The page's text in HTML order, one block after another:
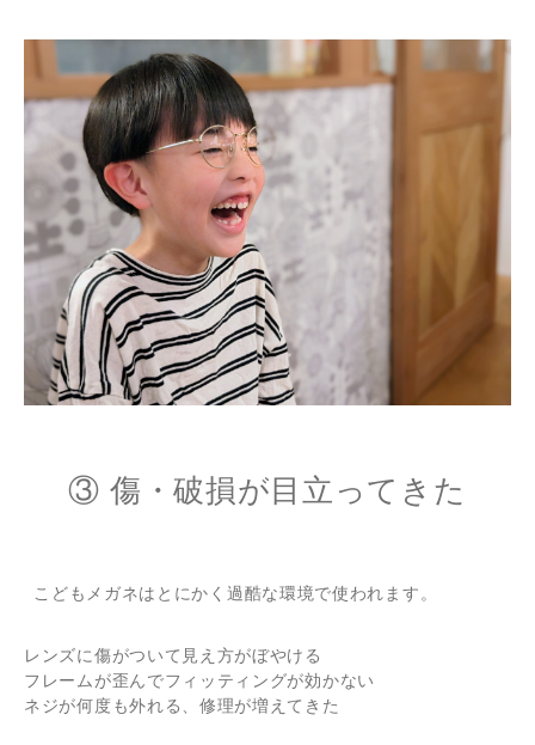
③ 傷・破損が目立ってきた
こどもメガネはとにかく過酷な環境で使われます。
レンズに傷がついて見え方がぼやける
フレームが歪んでフィッティングが効かない
ネジが何度も外れる、修理が増えてきた